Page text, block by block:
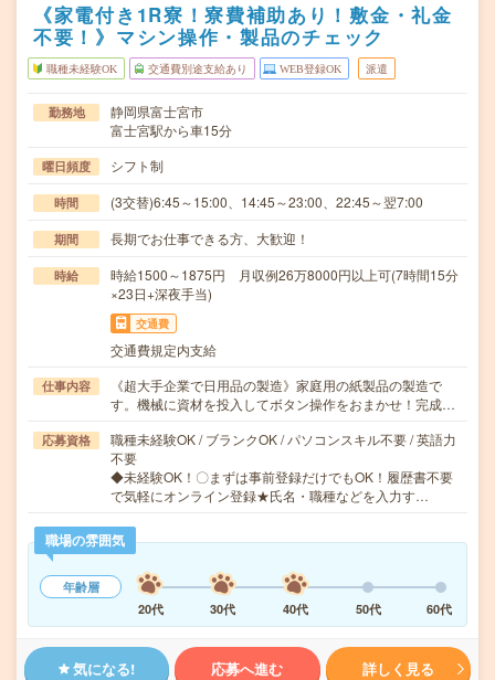
《家電付き1R寮！寮費補助あり！敷金・礼金
不要！》マシン操作・製品のチェック
職種未経験OK 交通費別途支給あり WEB登録OK 派遣
勤務地
静岡県富士宮市
富士宮駅から車15分
曜日頻度 シフト制
時間 (3交替)6:45～15:00、14:45～23:00、22:45～翌7:00
期間 長期でお仕事できる方、大歓迎！
時給
時給1500～1875円 月収例26万8000円以上可(7時間15分
×23日+深夜手当)
交通費
交通費規定内支給
仕事内容
《超大手企業で日用品の製造》家庭用の紙製品の製造で
す。機械に資材を投入してボタン操作をおまかせ！完成…
応募資格
職種未経験OK / ブランクOK / パソコンスキル不要 / 英語力
不要
◆未経験OK！〇まずは事前登録だけでもOK！履歴書不要
で気軽にオンライン登録★氏名・職種などを入力す…
職場の雰囲気
年齢層
20代
30代 40代 50代 60代
気になる! 応募へ進む 詳しく見る